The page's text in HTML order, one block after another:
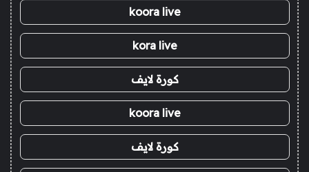
koora live
kora live
كورة لايف
koora live
كورة لايف